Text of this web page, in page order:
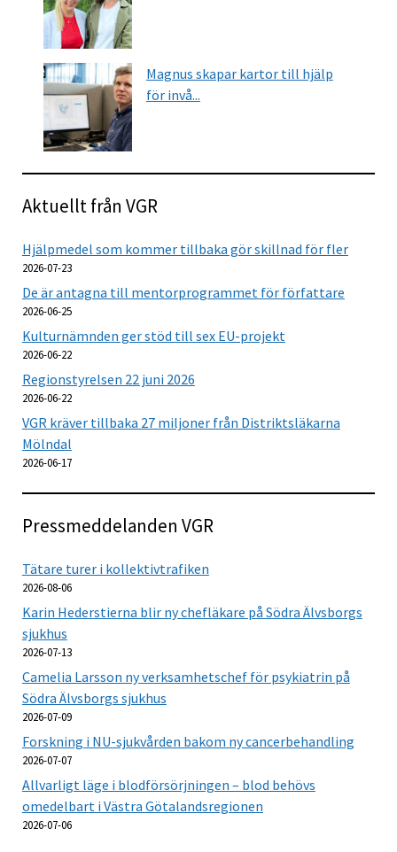
Magnus skapar kartor till hjälp
för invå...
Aktuellt från VGR
Hjälpmedel som kommer tillbaka gör skillnad för fler
2026-07-23
De är antagna till mentorprogrammet för författare
2026-06-25
Kulturnämnden ger stöd till sex EU-projekt
2026-06-22
Regionstyrelsen 22 juni 2026
2026-06-22
VGR kräver tillbaka 27 miljoner från Distriktsläkarna
Mölndal
2026-06-17
Pressmeddelanden VGR
Tätare turer i kollektivtrafiken
2026-08-06
Karin Hederstierna blir ny chefläkare på Södra Älvsborgs
sjukhus
2026-07-13
Camelia Larsson ny verksamhetschef för psykiatrin på
Södra Älvsborgs sjukhus
2026-07-09
Forskning i NU-sjukvården bakom ny cancerbehandling
2026-07-07
Allvarligt läge i blodförsörjningen – blod behövs
omedelbart i Västra Götalandsregionen
2026-07-06